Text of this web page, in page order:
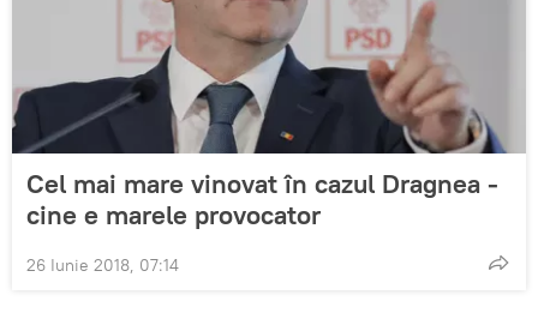
Cel mai mare vinovat în cazul Dragnea -
cine e marele provocator
26 Iunie 2018, 07:14